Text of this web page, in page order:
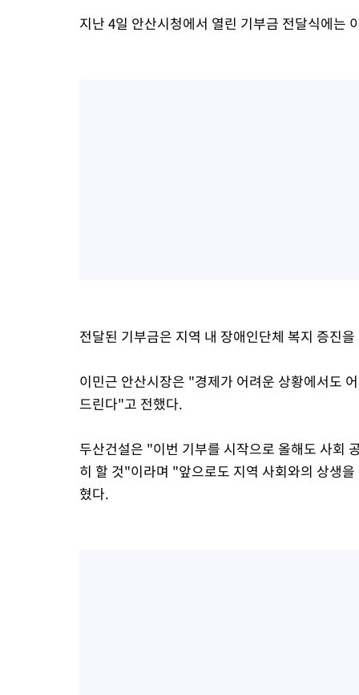
지난 4일 안산시청에서 열린 기부금 전달식에는
전달된 기부금은 지역 내 장애인단체 복지 증진
이민근 안산시장은 "경제가 어려운 상황에서도
드린다"고 전했다.
두산건설은 "이번 기부를 시작으로 올해도 사회
히 할 것"이라며 "앞으로도 지역 사회와의 상생
혔다.